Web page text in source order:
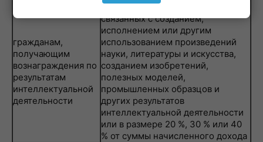
гражданам,
получающим
вознаграждения по
результатам
интеллектуальной
деятельности
в сумме произведенных расходов,
связанных с созданием,
исполнением или другим
использованием произведений
науки, литературы и искусства,
созданием изобретений,
полезных моделей,
промышленных образцов и
других результатов
интеллектуальной деятельности
или в размере 20 %, 30 % или 40
% от суммы начисленного дохода